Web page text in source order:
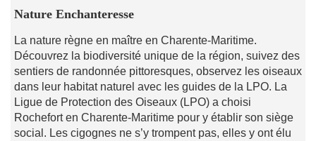
Nature Enchanteresse
La nature règne en maître en Charente-Maritime.
Découvrez la biodiversité unique de la région, suivez des
sentiers de randonnée pittoresques, observez les oiseaux
dans leur habitat naturel avec les guides de la LPO. La
Ligue de Protection des Oiseaux (LPO) a choisi
Rochefort en Charente-Maritime pour y établir son siège
social. Les cigognes ne s’y trompent pas, elles y ont élu